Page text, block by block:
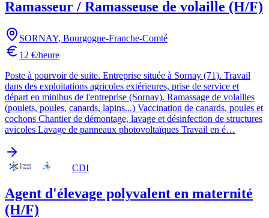
Ramasseur / Ramasseuse de volaille (H/F)
SORNAY, Bourgogne-Franche-Comté
12 €/heure
Poste à pourvoir de suite. Entreprise située à Sornay (71). Travail
dans des exploitations agricoles extérieures, prise de service et
départ en minibus de l'entreprise (Sornay). Ramassage de volailles
(poulets, poules, canards, lapins...) Vaccination de canards, poules et
cochons Chantier de démontage, lavage et désinfection de structures
avicoles Lavage de panneaux photovoltaïques Travail en é…
CDI
Agent d'élevage polyvalent en maternité
(H/F)